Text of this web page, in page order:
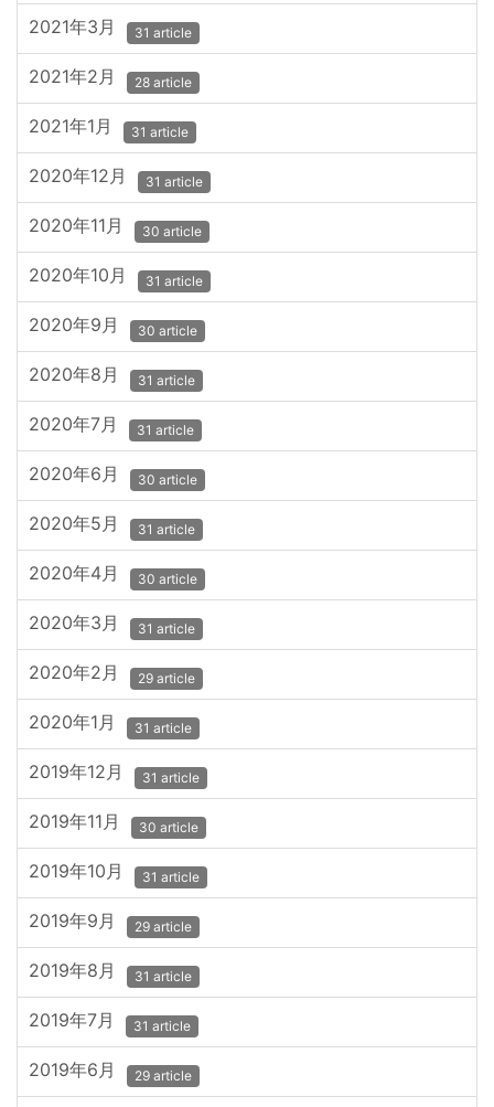
2021年3月 31 article
2021年2月 28 article
2021年1月 31 article
2020年12月 31 article
2020年11月 30 article
2020年10月 31 article
2020年9月 30 article
2020年8月 31 article
2020年7月 31 article
2020年6月 30 article
2020年5月 31 article
2020年4月 30 article
2020年3月 31 article
2020年2月 29 article
2020年1月 31 article
2019年12月 31 article
2019年11月 30 article
2019年10月 31 article
2019年9月 29 article
2019年8月 31 article
2019年7月 31 article
2019年6月 29 article